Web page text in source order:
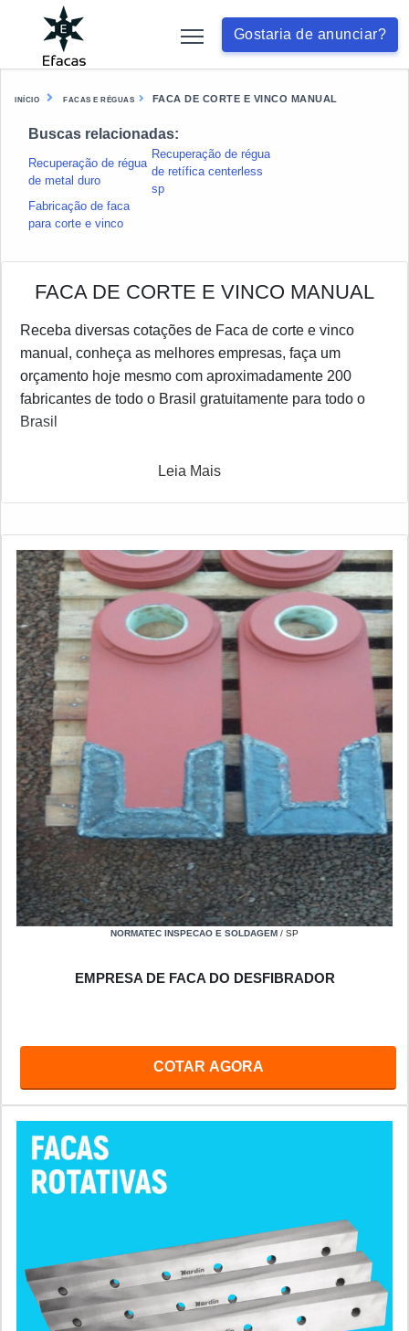
Gostaria de anunciar?
INÍCIO FACAS E RÉGUAS FACA DE CORTE E VINCO MANUAL
Buscas relacionadas:
Recuperação de régua
de metal duro
Recuperação de régua
de retífica centerless
sp
Fabricação de faca
para corte e vinco
FACA DE CORTE E VINCO MANUAL
Receba diversas cotações de Faca de corte e vinco
manual, conheça as melhores empresas, faça um
orçamento hoje mesmo com aproximadamente 200
fabricantes de todo o Brasil gratuitamente para todo o
Brasil
Leia Mais
NORMATEC INSPECAO E SOLDAGEM / SP
EMPRESA DE FACA DO DESFIBRADOR
COTAR AGORA